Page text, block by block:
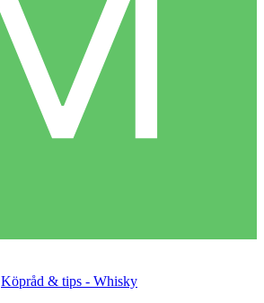
Köpråd & tips - Whisky